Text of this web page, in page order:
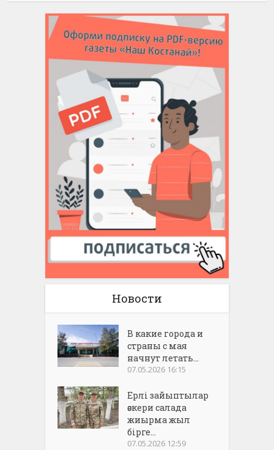
Новости
В какие города и
страны с мая
начнут летать...
07.05.2026 16:15
Ерлі зайыптылар
әскери салада
жиырма жыл
бірге...
07.05.2026 12:59